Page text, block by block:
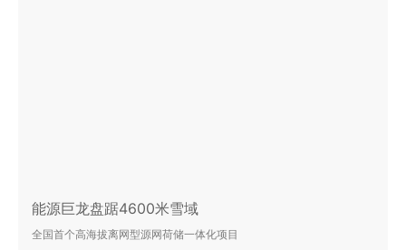
能源巨龙盘踞4600米雪域
全国首个高海拔离网型源网荷储一体化项目